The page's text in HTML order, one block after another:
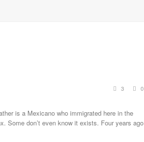
3 0
is a Mexicano who immigrated here in the
Some don’t even know it exists. Four years ago